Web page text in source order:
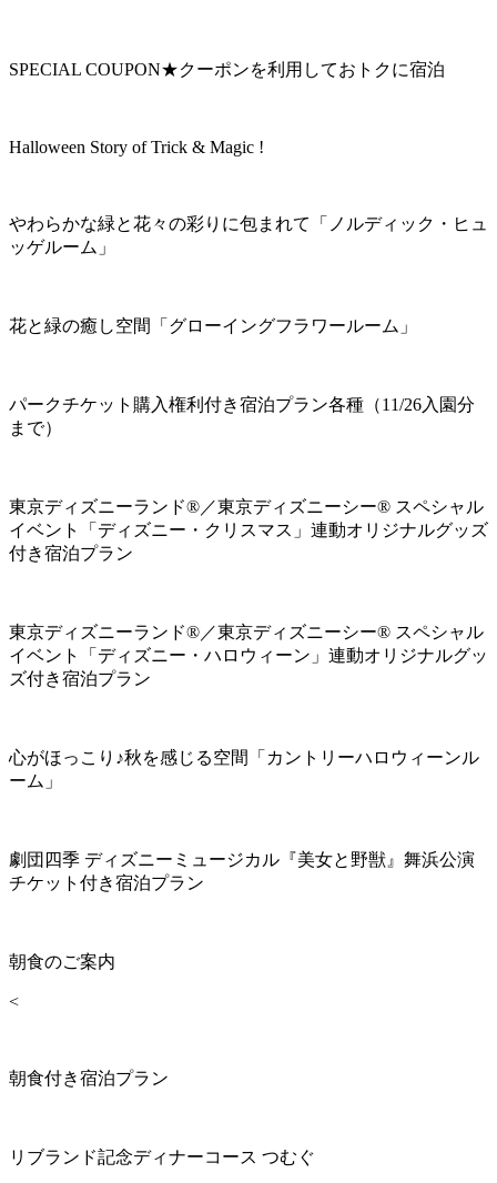
SPECIAL COUPON★クーポンを利用しておトクに宿泊
Halloween Story of Trick & Magic !
やわらかな緑と花々の彩りに包まれて「ノルディック・ヒュ
ッゲルーム」
花と緑の癒し空間「グローイングフラワールーム」
パークチケット購入権利付き宿泊プラン各種（11/26入園分
まで）
東京ディズニーランド®／東京ディズニーシー® スペシャル
イベント「ディズニー・クリスマス」連動オリジナルグッズ
付き宿泊プラン
東京ディズニーランド®／東京ディズニーシー® スペシャル
イベント「ディズニー・ハロウィーン」連動オリジナルグッ
ズ付き宿泊プラン
心がほっこり♪秋を感じる空間「カントリーハロウィーンル
ーム」
劇団四季 ディズニーミュージカル『美女と野獣』舞浜公演
チケット付き宿泊プラン
朝食のご案内
<
朝食付き宿泊プラン
リブランド記念ディナーコース つむぐ